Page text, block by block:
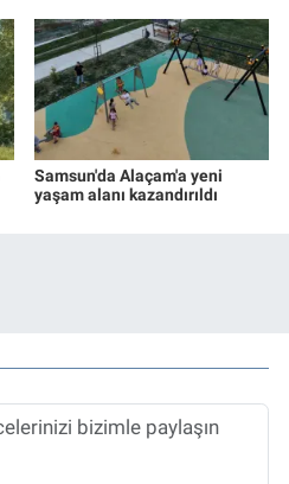
Samsun'da Alaçam'a yeni
yaşam alanı kazandırıldı